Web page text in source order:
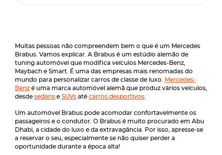
Muitas pessoas não compreendem bem o que é um Mercedes
Brabus. Vamos explicar. A Brabus é um estúdio alemão de
tuning automóvel que modifica veículos Mercedes-Benz,
Maybach e Smart. É uma das empresas mais renomadas do
mundo para personalizar carros de classe de luxo.
Mercedes-
Benz é uma marca automóvel alemã que produz vários veículos,
desde sedans e SUVs até carros desportivos
Um automóvel Brabus pode acomodar confortavelmente os
passageiros e o condutor. O Brabus é muito procurado em Abu
Dhabi, a cidade do luxo e da extravagância. Por isso, apresse-se
a reservar o seu, especialmente se não quiser perder a
oportunidade durante a época alta!